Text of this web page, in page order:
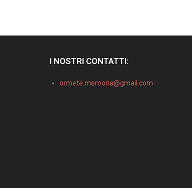
I NOSTRI CONTATTI:
ormete.memoria@gmail.com